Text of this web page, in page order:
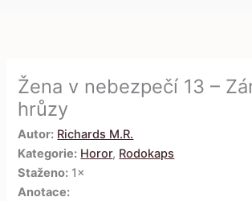
Žena v nebezpečí 13 –
hrůzy
Autor: Richards M.R.
Kategorie: Horor, Rodokaps
Staženo: 1×
Anotace: